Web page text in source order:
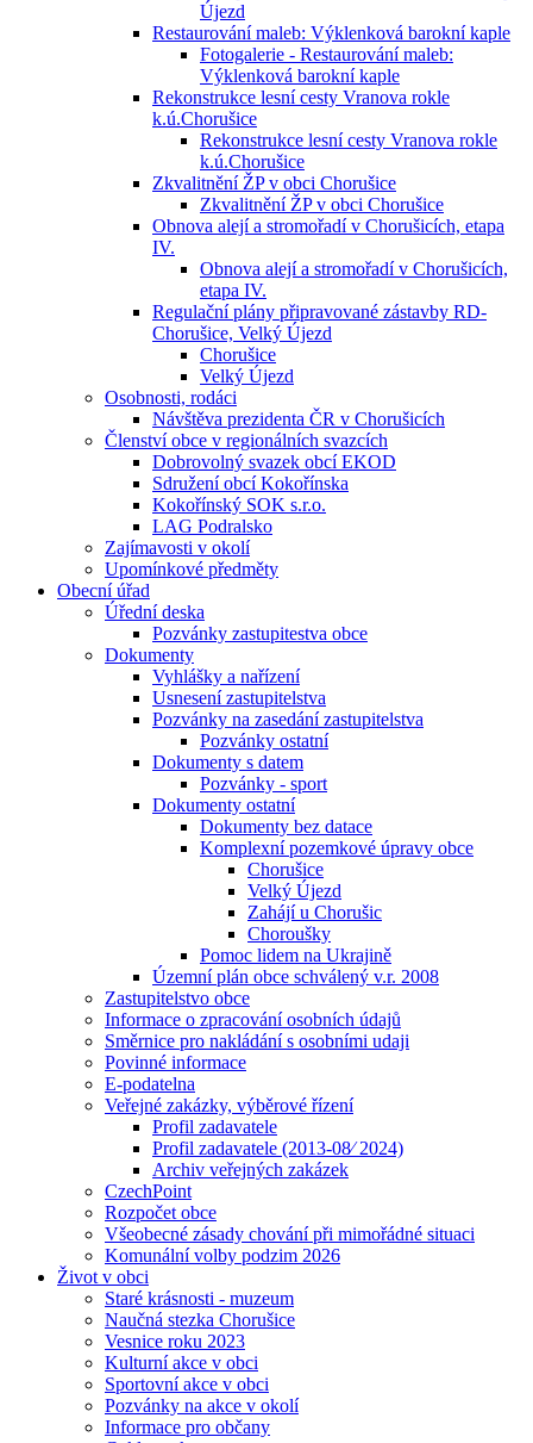
Újezd
Restaurování maleb: Výklenková barokní kaple
Fotogalerie - Restaurování maleb:
Výklenková barokní kaple
Rekonstrukce lesní cesty Vranova rokle
k.ú.Chorušice
Rekonstrukce lesní cesty Vranova rokle
k.ú.Chorušice
Zkvalitnění ŽP v obci Chorušice
Zkvalitnění ŽP v obci Chorušice
Obnova alejí a stromořadí v Chorušicích, etapa
IV.
Obnova alejí a stromořadí v Chorušicích,
etapa IV.
Regulační plány připravované zástavby RD-
Chorušice, Velký Újezd
Chorušice
Velký Újezd
Osobnosti, rodáci
Návštěva prezidenta ČR v Chorušicích
Členství obce v regionálních svazcích
Dobrovolný svazek obcí EKOD
Sdružení obcí Kokořínska
Kokořínský SOK s.r.o.
LAG Podralsko
Zajímavosti v okolí
Upomínkové předměty
Obecní úřad
Úřední deska
Pozvánky zastupitestva obce
Dokumenty
Vyhlášky a nařízení
Usnesení zastupitelstva
Pozvánky na zasedání zastupitelstva
Pozvánky ostatní
Dokumenty s datem
Pozvánky - sport
Dokumenty ostatní
Dokumenty bez datace
Komplexní pozemkové úpravy obce
Chorušice
Velký Újezd
Zahájí u Chorušic
Choroušky
Pomoc lidem na Ukrajině
Územní plán obce schválený v.r. 2008
Zastupitelstvo obce
Informace o zpracování osobních údajů
Směrnice pro nakládání s osobními udaji
Povinné informace
E-podatelna
Veřejné zakázky, výběrové řízení
Profil zadavatele
Profil zadavatele (2013-08⁄ 2024)
Archiv veřejných zakázek
CzechPoint
Rozpočet obce
Všeobecné zásady chování při mimořádné situaci
Komunální volby podzim 2026
Život v obci
Staré krásnosti - muzeum
Naučná stezka Chorušice
Vesnice roku 2023
Kulturní akce v obci
Sportovní akce v obci
Pozvánky na akce v okolí
Informace pro občany